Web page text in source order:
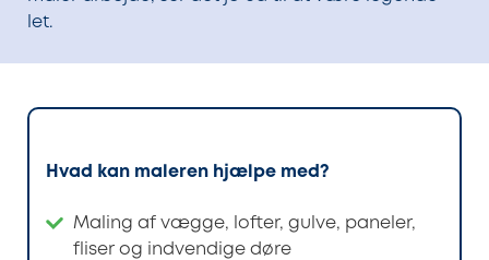
let.
Hvad kan maleren hjælpe med?
Maling af vægge, lofter, gulve, paneler,
fliser og indvendige døre